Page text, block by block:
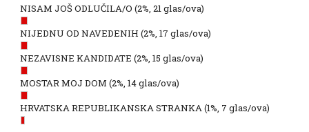
NISAM JOŠ ODLUČILA/O (2%, 21 glas/ova)
NIJEDNU OD NAVEDENIH (2%, 17 glas/ova)
NEZAVISNE KANDIDATE (2%, 15 glas/ova)
MOSTAR MOJ DOM (2%, 14 glas/ova)
HRVATSKA REPUBLIKANSKA STRANKA(1%, 7 glas/ova)